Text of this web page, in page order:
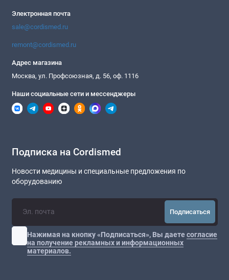
Электронная почта
sale@cordismed.ru
remont@cordismed.ru
Адрес магазина
Москва, ул. Профсоюзная, д. 56, оф. 1116
Наши социальные сети и мессенджеры
Подписка на Cordismed
Новости медицины и специальные предложения по
оборудованию
Подписаться
Нажимая на кнопку «Подписаться», Вы даетесогласие
на получение рекламных и информационных
материалов.